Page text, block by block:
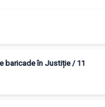
baricade în Justiție / 11